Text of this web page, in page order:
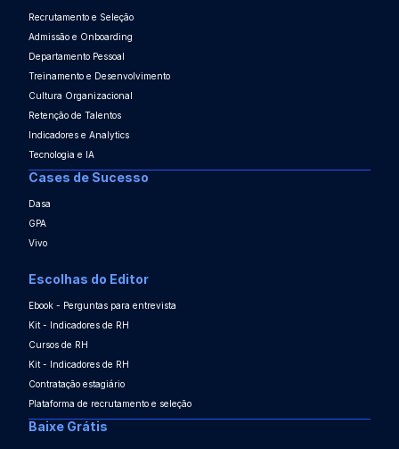
Recrutamento e Seleção
Admissão e Onboarding
Departamento Pessoal
Treinamento e Desenvolvimento
Cultura Organizacional
Retenção de Talentos
Indicadores e Analytics
Tecnologia e IA
Cases de Sucesso
Dasa
GPA
Vivo
Escolhas do Editor
Ebook - Perguntas para entrevista
Kit - Indicadores de RH
Cursos de RH
Kit - Indicadores de RH
Contratação estagiário
Plataforma de recrutamento e seleção
Baixe Grátis